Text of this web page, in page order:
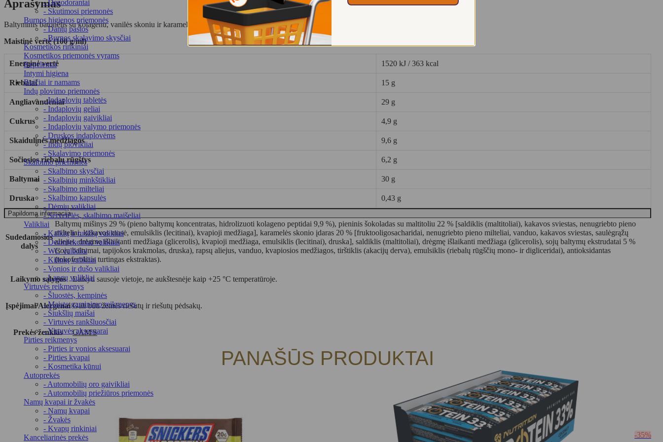
- Dezodorantai
- Skutimosi priemonės
Burnos higienos priemonės
- Dantų pastos
- Burnos skalavimo skysčiai
Kosmetikos rinkiniai
Kosmetikos priemonės vyrams
Repelentai
Intymi higiena
Buičiai ir namams
Indų plovimo priemonės
- Indaplovių tabletės
- Indaplovių geliai
- Indaplovių gaivikliai
- Indaplovių valymo priemonės
- Druskos indaplovėms
- Indų plovikliai
- Skalavimo priemonės
Skalbimo priemonės
- Skalbimo skysčiai
- Skalbinių minkštikliai
- Skalbimo milteliai
- Skalbimo kapsulės
- Dėmių valikliai
- Servetėlės, skalbimo maišeliai
Valikliai
- Kalkių ir rudžių valikliai
- Dezinfekciniai valikliai
- WC valikliai
- Kilimų valikliai
- Vonios ir dušo valikliai
- Langų valikliai
Virtuvės reikmenys
- Šluostės, kempinės
- Maisto gaminimo reikmenys
- Šiukšlių maišai
- Virtuvės rankšluosčiai
- Virtuvės aksesuarai
Pirties reikmenys
- Pirties ir vonios aksesuarai
- Pirties kvapai
- Kosmetika kūnui
Autoprekės
- Automobilių oro gaivikliai
- Automobilių priežiūros priemonės
Namų kvapai ir žvakės
- Namų kvapai
- Žvakės
- Kvapų rinkiniai
Kanceliarinės prekės
Aprašymas
Baltyminis batonėlis su kolagenu, vanilės skoniu ir karamelės skonio įdaru pieniniame šokolade. Su saldikliu. Be glitimo. Mažai cukrų.
Maistinė vertė (100 g/ml)
Energinė vertė 1520 kJ / 363 kcal
Riebalai 15 g
Angliavandeniai 29 g
Cukrus 4,9 g
Skaidulinės medžiagos 9,6 g
Sočiosios riebalų rūgštys 6,2 g
Baltymai 30 g
Druska 0,43 g
Papildoma informacija
Sudedamosios
dalys
Baltymų mišinys 29 % (pieno baltymų koncentratas, hidrolizuoti kolageno peptidai 9,9 %), pieninis šokoladas su maltitoliu 22 % [saldiklis (maltitoliai), kakavos sviestas, nenugriebto pieno
milteliai, kakavos masė, emulsiklis (lecitinai), kvapioji medžiaga], karamelės skonio įdaras 20 % [fruktooligosacharidai, nenugriebto pieno milteliai, vanduo, kakavos sviestas, saulėgrąžų
aliejus, drėgmę išlaikanti medžiaga (glicerolis), kvapioji medžiaga, emulsiklis (lecitinai), druska], saldiklis (maltitoliai), drėgmę išlaikanti medžiaga (glicerolis), sojų baltymų ekstrudatai 5 %
(sojų baltymai, tapijokos krakmolas, druska), rapsų aliejus, vanduo, kvapiosios medžiagos, tirštiklis (akacijų derva), emulsiklis (riebalų rūgščių mono- ir digliceridai), antioksidantas
(tokoferoliais turtingas ekstraktas).
Laikymo sąlygos Laikyti sausoje vietoje, ne aukštesnėje kaip +25 °C temperatūroje.
Įspėjimai/Alergenai Gali būti žemės riešutų ir riešutų pėdsakų.
Prekės ženklas GAM'S
PANAŠŪS PRODUKTAI
-35%